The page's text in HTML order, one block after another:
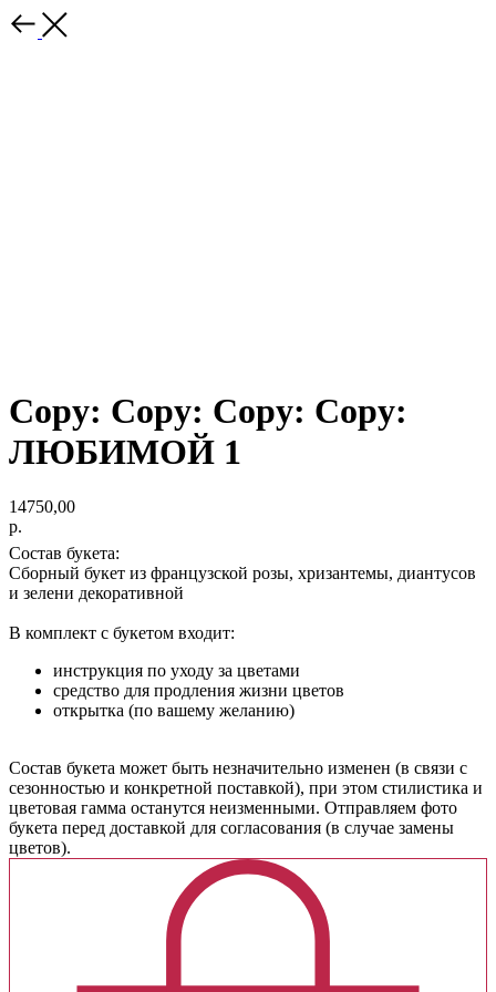
Copy: Copy: Copy: Copy:
ЛЮБИМОЙ 1
14750,00
р.
Состав букета:
Сборный букет из французской розы, хризантемы, диантусов
и зелени декоративной
В комплект с букетом входит:
инструкция по уходу за цветами
средство для продления жизни цветов
открытка (по вашему желанию)
Cостав букета может быть незначительно изменен (в связи с
сезонностью и конкретной поставкой), при этом стилистика и
цветовая гамма останутся неизменными. Отправляем фото
букета перед доставкой для согласования (в случае замены
цветов).